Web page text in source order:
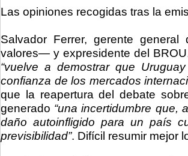
Las opiniones recogidas tras la
Salvador Ferrer, gerente
valores— y expresidente del
“vuelve a demostrar que
confianza de los mercados
que la reapertura del debate
generado “una incertidumbre que,
daño autoinfligido para un país
previsibilidad”. Difícil resumir mejor